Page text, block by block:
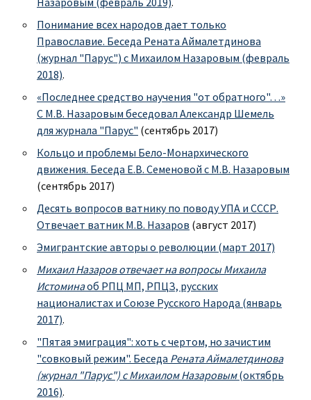
Понимание всех народов дает только
Православие. Беседа Рената Аймалетдинова
(журнал "Парус") с Михаилом Назаровым (февраль
2018).
«Последнее средство научения "от обратного"…»
С М.В. Назаровым беседовал Александр Шемель
для журнала "Парус" (сентябрь 2017)
Кольцо и проблемы Бело-Монархического
движения. Беседа Е.В. Семеновой с М.В. Назаровым
(сентябрь 2017)
Десять вопросов ватнику по поводу УПА и СССР.
Отвечает ватник М.В. Назаров (август 2017)
Эмигрантские авторы о революции (март 2017)
Михаил Назаров отвечает на вопросы Михаила
Истоминаоб РПЦ МП, РПЦЗ, русских
националистах и Союзе Русского Народа (январь
2017).
"Пятая эмиграция": хоть с чертом, но зачистим
"совковый режим". Беседа Рената Аймалетдинова
(журнал "Парус") с Михаилом Назаровым(октябрь
2016).